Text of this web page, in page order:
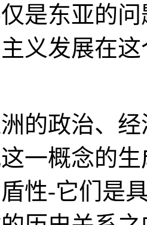
是东亚的
义发展在
的政治、
一概念的
性-它们是